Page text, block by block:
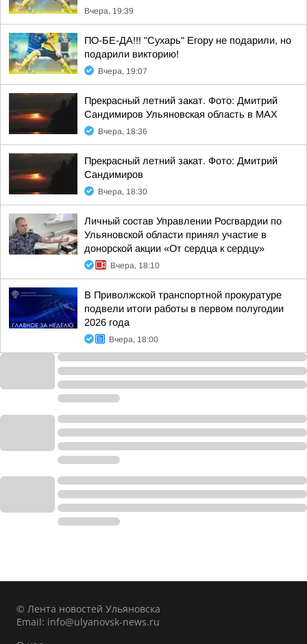
Вчера, 19:39
ПО-БЕ-ДА!!! "Сухарь" Егору не подарили, но
подарили викторию!
Вчера, 19:07
Прекрасный летний закат. Фото: Дмитрий
Сандимиров Ульяновская область в MAX
Вчера, 18:36
Прекрасный летний закат. Фото: Дмитрий
Сандимиров
Вчера, 18:30
Личный состав Управлении Росгвардии по
Ульяновской области принял участие в
донорской акции «От сердца к сердцу»
Вчера, 18:10
В Приволжской транспортной прокуратуре
подвели итоги работы в первом полугодии
2026 года
Вчера, 18:00
© Лента новостей Ульяновска
Email: info@ulyanovsk-news.ru